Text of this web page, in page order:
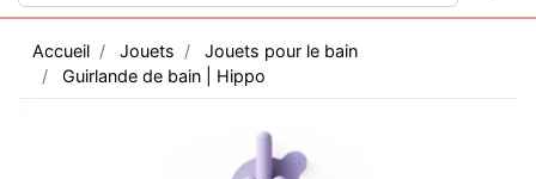
Accueil Jouets
Jouets pour le bain
Guirlande de bain | Hippo